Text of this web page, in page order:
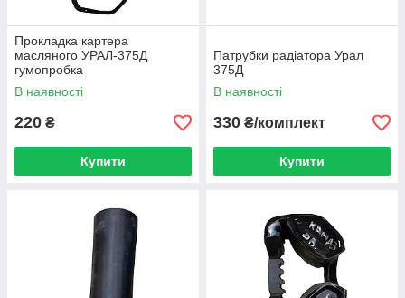
Прокладка картера
масляного УРАЛ-375Д
гумопробка
В наявності
220 ₴
Купити
Патрубки радіатора Урал
375Д
В наявності
330 ₴/комплект
Купити